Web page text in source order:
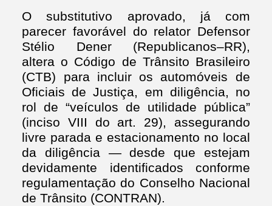
O substitutivo aprovado, já com
parecer favorável do relator Defensor
Stélio Dener (Republicanos–RR),
altera o Código de Trânsito Brasileiro
(CTB) para incluir os automóveis de
Oficiais de Justiça, em diligência, no
rol de “veículos de utilidade pública”
(inciso VIII do art. 29), assegurando
livre parada e estacionamento no local
da diligência — desde que estejam
devidamente identificados conforme
regulamentação do Conselho Nacional
de Trânsito (CONTRAN).